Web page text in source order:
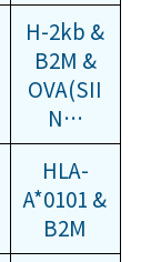
H-2kb &
B2M &
OVA(SII
N…
HLA-
A*0101 &
B2M